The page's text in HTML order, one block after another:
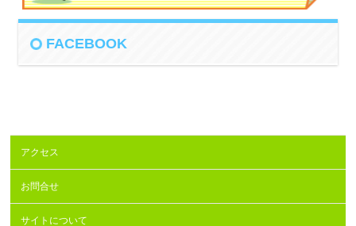
FACEBOOK
アクセス
お問合せ
サイトについて